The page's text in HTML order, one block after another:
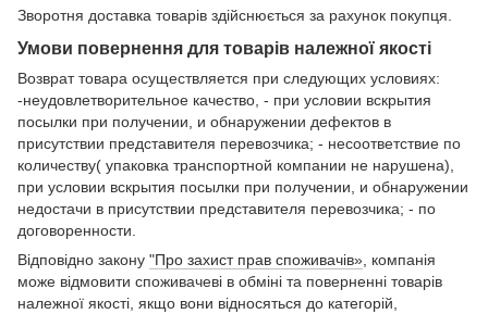
Зворотня доставка товарів здійснюється за рахунок покупця.
Умови повернення для товарів належної якості
Возврат товара осуществляется при следующих условиях:
-неудовлетворительное качество, - при условии вскрытия
посылки при получении, и обнаружении дефектов в
присутствии представителя перевозчика; - несоответствие по
количеству( упаковка транспортной компании не нарушена),
при условии вскрытия посылки при получении, и обнаружении
недостачи в присутствии представителя перевозчика; - по
договоренности.
Відповідно закону "Про захист прав споживачів», компанія
може відмовити споживачеві в обміні та поверненні товарів
належної якості, якщо вони відносяться до категорій,